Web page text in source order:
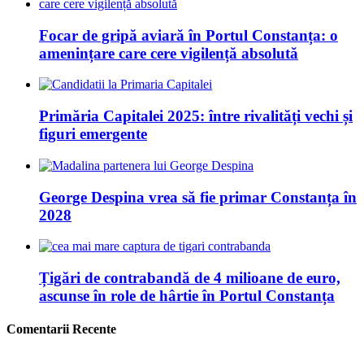
Focar de gripă aviară în Portul Constanța: o
amenințare care cere vigilență absolută
Primăria Capitalei 2025: între rivalități vechi și
figuri emergente
George Despina vrea să fie primar Constanța în
2028
Țigări de contrabandă de 4 milioane de euro,
ascunse în role de hârtie în Portul Constanța
Comentarii Recente